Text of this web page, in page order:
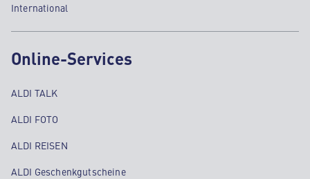
International
Online-Services
ALDI TALK
ALDI FOTO
ALDI REISEN
ALDI Geschenkgutscheine